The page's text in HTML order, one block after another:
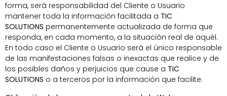
forma, será responsabilidad del Cliente o Usuario
mantener toda la información facilitada a TIC
SOLUTIONS permanentemente actualizada de forma que
responda, en cada momento, a la situación real de aquél.
En todo caso el Cliente o Usuario será el único responsable
de las manifestaciones falsas o inexactas que realice y de
los posibles daños y perjuicios que cause a TIC
SOLUTIONS o a terceros por la información que facilite.